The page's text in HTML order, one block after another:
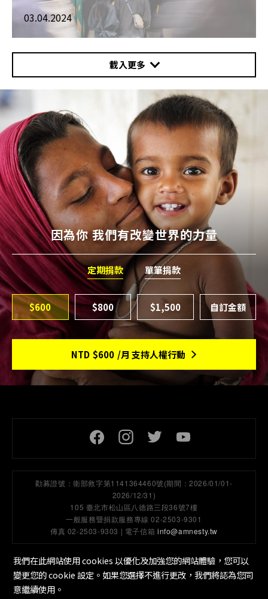
03.04.2024
載入更多
因為你 我們有改變世界的力量
定期捐款 單筆捐款
$600 $800 $1,500
NTD $600 /月 支持人權行動
我們在此網站使用 cookies 以優化及加強您的網站體驗，您可以
變更您的 cookie 設定。如果您選擇不進行更改，我們將認為您同
意繼續使用。
頁尾社交連結
勸募證號：衛部救字第1141364460號(期間：2026/01/01-
2026/12/31)
105 臺北市松山區八德路三段36號7樓
一般服務暨捐款服務專線 02-2503-9301
傳真 02-2503-9303 | 電子信箱 info@amnesty.tw
底部選單隱私保護政策 工作機會